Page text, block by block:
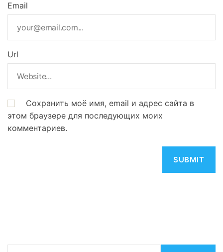
Email
Url
Сохранить моё имя, email и адрес сайта в
этом браузере для последующих моих
комментариев.